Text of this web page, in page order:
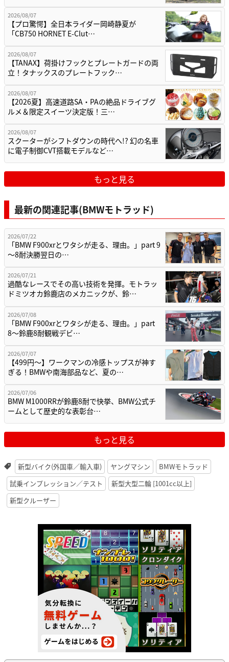
2026/08/07
【プロ驚愕】全日本ライダー岡崎静夏が
「CB750 HORNET E-Clut…
2026/08/07
【TANAX】荷掛けフックとプレートガードの両
立！タナックスのプレートフック…
2026/08/07
【2026夏】高速道路SA・PAの絶品ドライブグ
ルメ＆限定スイーツ決定版！三…
2026/08/07
スクーターがシフトダウンの時代へ!? 幻の名車
に電子制御CVT搭載モデルなど…
もっと見る
最新の関連記事(BMWモトラッド)
2026/07/22
「BMW F900xrとワタシが走る、理由。」part 9
〜8耐決勝翌日の…
2026/07/21
過酷なレースでその高い技術を発揮。モトラッ
ドミツオカ鈴鹿店のメカニックが、鈴…
2026/07/08
「BMW F900xrとワタシが走る、理由。」part
8〜鈴鹿8耐観戦デビ…
2026/07/07
【499円〜】ワークマンの冷感トップスが神す
ぎる！BMWや南海部品など、夏の…
2026/07/06
BMW M1000RRが鈴鹿8耐で快挙、BMW公式チ
ームとして歴史的な表彰台…
もっと見る
新型バイク(外国車／輸入車) ヤングマシン
BMWモトラッド
試乗インプレッション／テスト
新型大型二輪 [1001cc以上]
新型クルーザー